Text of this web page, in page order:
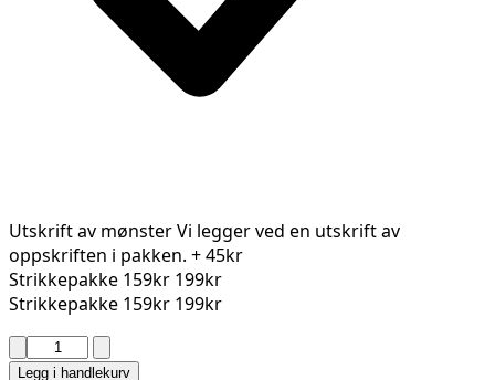
Utskrift av mønsterVi legger ved en utskrift av
oppskriften i pakken. + 45kr
Strikkepakke 159kr 199kr
Strikkepakke 159kr 199kr
EASTER
KANIN
Legg i handlekurv